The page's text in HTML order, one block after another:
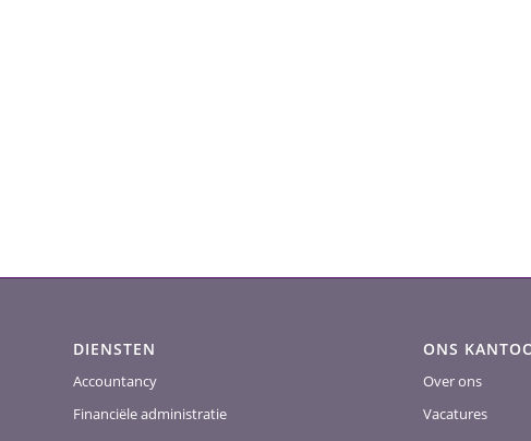
DIENSTEN
Accountancy
Financiële administratie
ONS
Over ons
Vacatures